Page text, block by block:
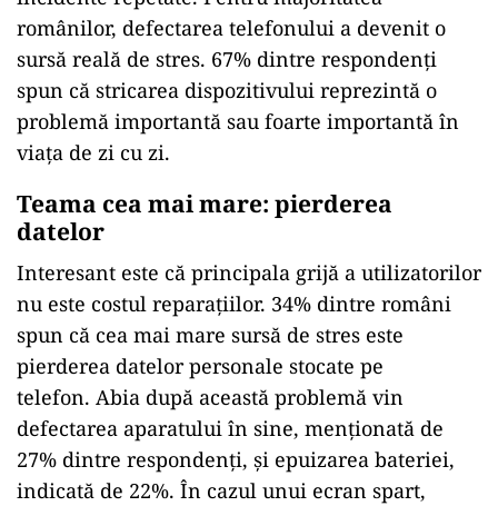
românilor, defectarea telefonului a devenit o
sursă reală de stres. 67% dintre respondenți
spun că stricarea dispozitivului reprezintă o
problemă importantă sau foarte importantă în
viața de zi cu zi.
Teama cea mai mare: pierderea
datelor
Interesant este că principala grijă a utilizatorilor
nu este costul reparațiilor. 34% dintre români
spun că cea mai mare sursă de stres este
pierderea datelor personale stocate pe
telefon. Abia după această problemă vin
defectarea aparatului în sine, menționată de
27% dintre respondenți, și epuizarea bateriei,
indicată de 22%. În cazul unui ecran spart,